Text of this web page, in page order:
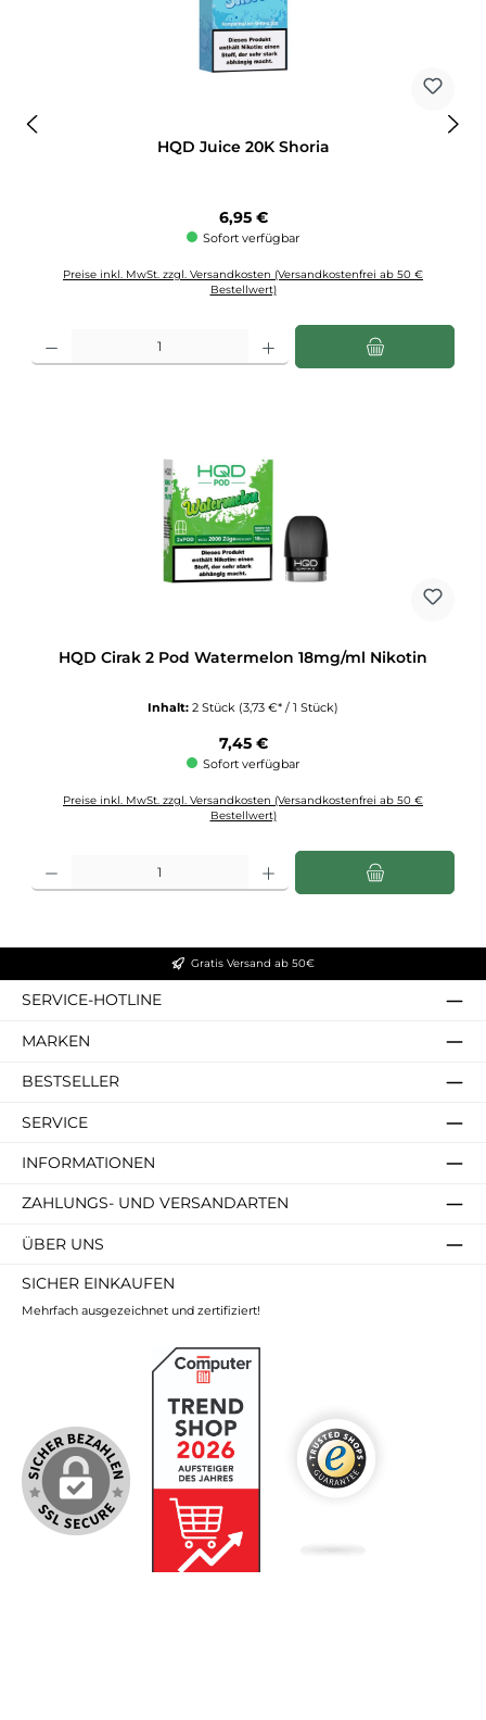
HQD Juice 20K Shoria
Regulärer Preis:
6,95 €
Sofort verfügbar
Preise inkl. MwSt. zzgl. Versandkosten (Versandkostenfrei ab 50 €
Bestellwert)
Produkt Anzahl: Gib den gewünschten Wert ein oder benutze die Schaltflächen
HQD Cirak 2 Pod Watermelon 18mg/ml Nikotin
Inhalt: 2 Stück (3,73 €* / 1 Stück)
Regulärer Preis:
7,45 €
Sofort verfügbar
Preise inkl. MwSt. zzgl. Versandkosten (Versandkostenfrei ab 50 €
Bestellwert)
Produkt Anzahl: Gib den gewünschten Wert ein oder benutze die Schaltflächen
Gratis Versand ab 50€
SERVICE-HOTLINE
MARKEN
BESTSELLER
SERVICE
INFORMATIONEN
ZAHLUNGS- UND VERSANDARTEN
ÜBER UNS
SICHER EINKAUFEN
Mehrfach ausgezeichnet und zertifiziert!